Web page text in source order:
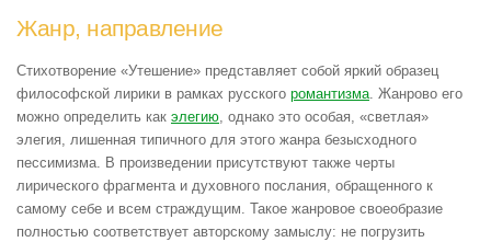
Жанр, направление
Стихотворение «Утешение» представляет собой яркий образец
философской лирики в рамках русского романтизма. Жанрово его
можно определить как элегию, однако это особая, «светлая»
элегия, лишенная типичного для этого жанра безысходного
пессимизма. В произведении присутствуют также черты
лирического фрагмента и духовного послания, обращенного к
самому себе и всем страждущим. Такое жанровое своеобразие
полностью соответствует авторскому замыслу: не погрузить